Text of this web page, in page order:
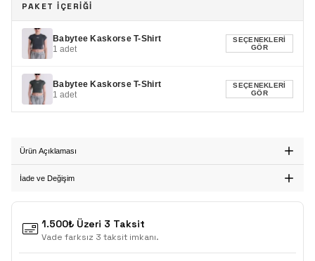
PAKET İÇERİĞİ
Babytee Kaskorse T-Shirt
1 adet
SEÇENEKLERI
GÖR
Babytee Kaskorse T-Shirt
1 adet
SEÇENEKLERI
GÖR
Ürün Açıklaması
İade ve Değişim
1.500₺ Üzeri 3 Taksit
Vade farksız 3 taksit imkanı.